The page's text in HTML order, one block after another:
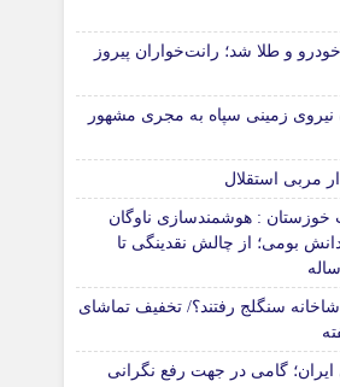
و طلا شد؛ رانت‌خواران پیروز
نیروی زمینی سپاه به مجری مشهور
مربی استقلال
خوزستان : هوشمندسازی ناوگان
بومی؛ از چالش نقدینگی تا
سنگلج رفتند؟/ تخفیف تماشای
ایران؛ گامی در جهت رفع نگرانی